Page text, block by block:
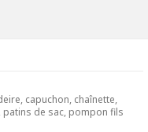
, capuchon, chaînette,
, patins de sac, pompon fils